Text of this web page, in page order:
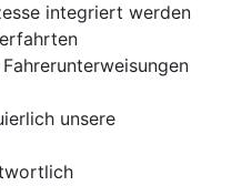
integriert werden
unsere